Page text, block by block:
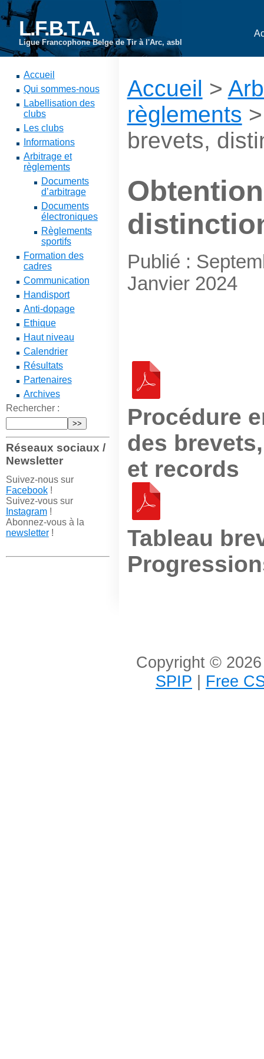
L.F.B.T.A.
Ligue Francophone Belge de Tir à l'Arc, asbl
Accueil
Qui sommes-nous
Labellisation des
clubs
Les clubs
Informations
Arbitrage et
règlements
Documents
d’arbitrage
Documents
électroniques
Règlements
sportifs
Formation des
cadres
Communication
Handisport
Anti-dopage
Ethique
Haut niveau
Calendrier
Résultats
Partenaires
Archives
Rechercher :
Réseaux sociaux /
Newsletter
Suivez-nous sur
Facebook!
Suivez-vous sur
Instagram!
Abonnez-vous à la
newsletter!
Accueil >
règlements
brevets,
Publié :
Janvier 2024
Procédure
des
et records
Tableau
Copyright ©
SPIP | Free